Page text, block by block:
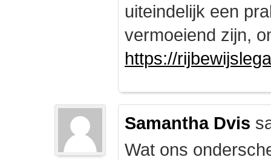
uiteindelijk een
vermoeiend zijn,
https://
Samantha Dvis
Wat ons